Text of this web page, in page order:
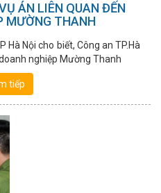
ÁN LIÊN QUAN ĐẾN
MƯỜNG THANH
Hà Nội cho biết, Công an TP.Hà
nghiệp Mường Thanh
tiếp